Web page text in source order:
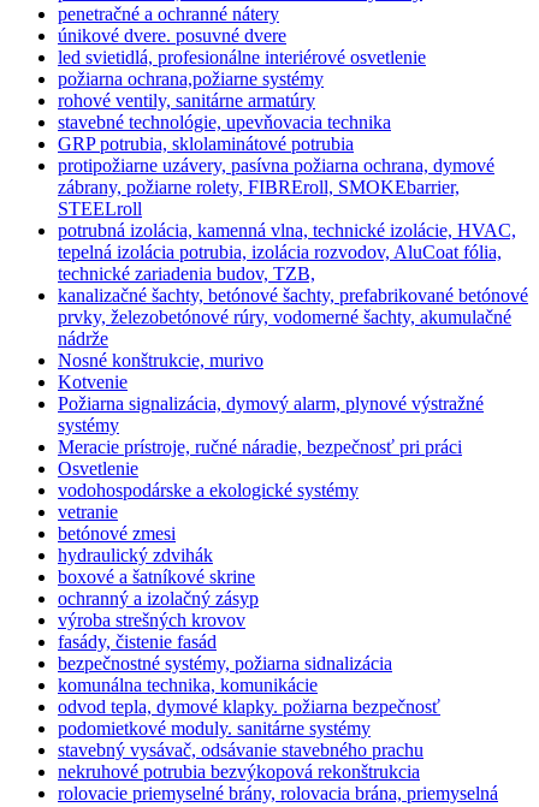
penetračné a ochranné nátery
únikové dvere. posuvné dvere
led svietidlá, profesionálne interiérové osvetlenie
požiarna ochrana,požiarne systémy
rohové ventily, sanitárne armatúry
stavebné technológie, upevňovacia technika
GRP potrubia, sklolaminátové potrubia
protipožiarne uzávery, pasívna požiarna ochrana, dymové
zábrany, požiarne rolety, FIBREroll, SMOKEbarrier,
STEELroll
potrubná izolácia, kamenná vlna, technické izolácie, HVAC,
tepelná izolácia potrubia, izolácia rozvodov, AluCoat fólia,
technické zariadenia budov, TZB,
kanalizačné šachty, betónové šachty, prefabrikované betónové
prvky, železobetónové rúry, vodomerné šachty, akumulačné
nádrže
Nosné konštrukcie, murivo
Kotvenie
Požiarna signalizácia, dymový alarm, plynové výstražné
systémy
Meracie prístroje, ručné náradie, bezpečnosť pri práci
Osvetlenie
vodohospodárske a ekologické systémy
vetranie
betónové zmesi
hydraulický zdvihák
boxové a šatníkové skrine
ochranný a izolačný zásyp
výroba strešných krovov
fasády, čistenie fasád
bezpečnostné systémy, požiarna sidnalizácia
komunálna technika, komunikácie
odvod tepla, dymové klapky. požiarna bezpečnosť
podomietkové moduly. sanitárne systémy
stavebný vysávač, odsávanie stavebného prachu
nekruhové potrubia bezvýkopová rekonštrukcia
rolovacie priemyselné brány, rolovacia brána, priemyselná